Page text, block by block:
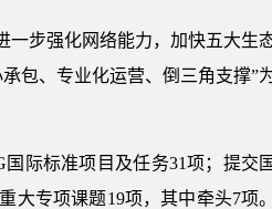
一步强化网络能力，加快五大生
包、专业化运营、倒三角支撑”
际标准项目及任务31项；提交
大专项课题19项，其中牵头7项